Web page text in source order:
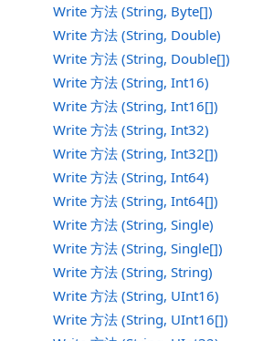
Write 方法 (String, Byte[])
Write 方法 (String, Double)
Write 方法 (String, Double[])
Write 方法 (String, Int16)
Write 方法 (String, Int16[])
Write 方法 (String, Int32)
Write 方法 (String, Int32[])
Write 方法 (String, Int64)
Write 方法 (String, Int64[])
Write 方法 (String, Single)
Write 方法 (String, Single[])
Write 方法 (String, String)
Write 方法 (String, UInt16)
Write 方法 (String, UInt16[])